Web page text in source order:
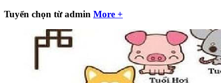
Tuyển chọn từ admin More +